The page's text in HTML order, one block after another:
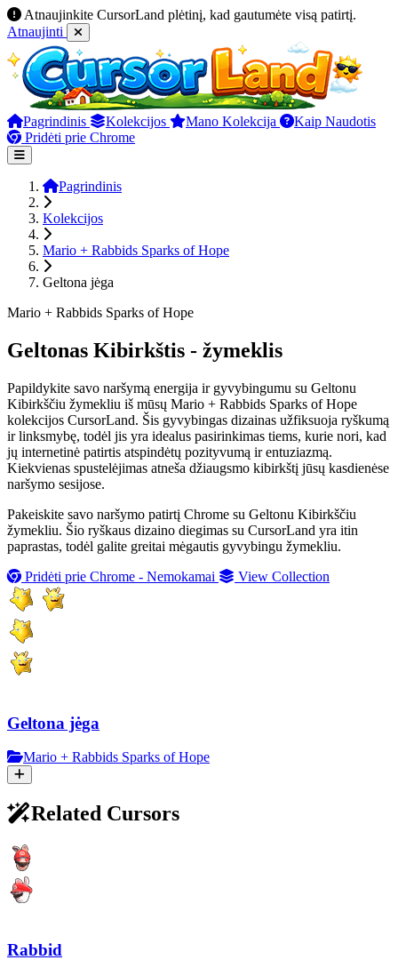
Atnaujinkite CursorLand plėtinį, kad gautumėte visą patirtį.
Atnaujinti
Pagrindinis Kolekcijos Mano Kolekcija
Kaip Naudotis
Pridėti prie Chrome
Pagrindinis
Kolekcijos
Mario + Rabbids Sparks of Hope
Geltona jėga
Mario + Rabbids Sparks of Hope
Geltonas Kibirkštis - žymeklis
Papildykite savo naršymą energija ir gyvybingumu su Geltonu
Kibirkščiu žymekliu iš mūsų Mario + Rabbids Sparks of Hope
kolekcijos CursorLand. Šis gyvybingas dizainas užfiksuoja ryškumą
ir linksmybę, todėl jis yra idealus pasirinkimas tiems, kurie nori, kad
jų internetinė patirtis atspindėtų pozityvumą ir entuziazmą.
Kiekvienas spustelėjimas atneša džiaugsmo kibirkštį jūsų kasdienėse
naršymo sesijose.
Pakeiskite savo naršymo patirtį Chrome su Geltonu Kibirkščiu
žymekliu. Šio ryškaus dizaino diegimas su CursorLand yra itin
paprastas, todėl galite greitai mėgautis gyvybingu žymekliu.
Pridėti prie Chrome - Nemokamai
View Collection
Geltona jėga
Mario + Rabbids Sparks of Hope
Related Cursors
Rabbid